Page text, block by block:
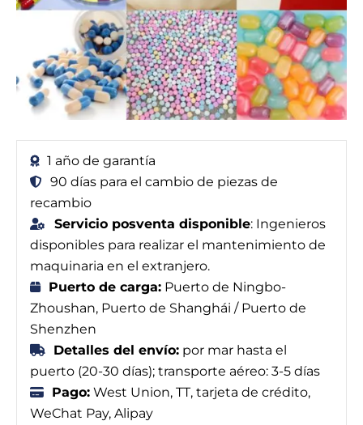
1 año de garantía
90 días para el cambio de piezas de
recambio
Servicio posventa disponible: Ingenieros
disponibles para realizar el mantenimiento de
maquinaria en el extranjero.
Puerto de carga: Puerto de Ningbo-
Zhoushan, Puerto de Shanghái / Puerto de
Shenzhen
Detalles del envío: por mar hasta el
puerto (20-30 días); transporte aéreo: 3-5 días
Pago: West Union, TT, tarjeta de crédito,
WeChat Pay, Alipay